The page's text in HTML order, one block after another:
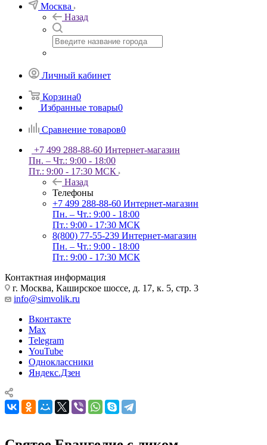
Москва
Назад
Личный кабинет
Корзина0
Избранные товары0
Сравнение товаров0
+7 499 288-88-60 Интернет-магазин
Пн. – Чт.: 9:00 - 18:00
Пт.: 9:00 - 17:30 МСК
Назад
Телефоны
+7 499 288-88-60 Интернет-магазин
Пн. – Чт.: 9:00 - 18:00
Пт.: 9:00 - 17:30 МСК
8(800) 77-55-239 Интернет-магазин
Пн. – Чт.: 9:00 - 18:00
Пт.: 9:00 - 17:30 МСК
Контактная информация
г. Москва, Каширское шоссе, д. 17, к. 5, стр. 3
info@simvolik.ru
Вконтакте
Max
Telegram
YouTube
Одноклассники
Яндекс.Дзен